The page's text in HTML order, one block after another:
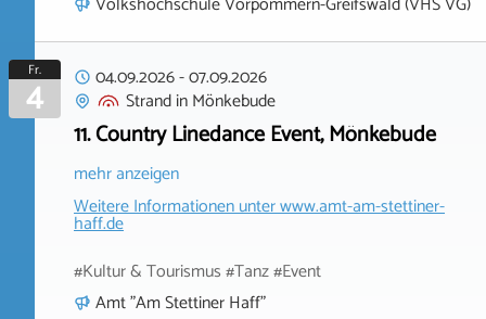
Fr.
4 04.09.2026-07.09.2026
StrandinMönkebude
11. Country Linedance Event, Mönkebude
mehr anzeigen
Weitere Informationen unterwww.amt-am-stettiner-
haff.de
#Kultur & Tourismus #Tanz #Event
Amt "Am Stettiner Haff"